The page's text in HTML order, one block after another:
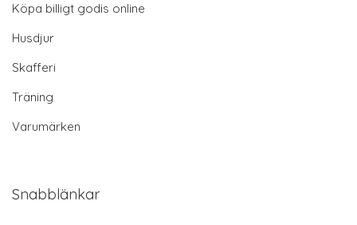
Köpa billigt godis online
Husdjur
Skafferi
Träning
Varumärken
Snabblänkar